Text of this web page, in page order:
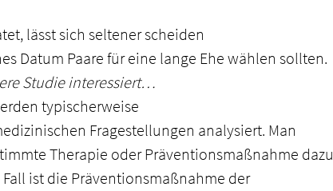
lässt sich seltener scheiden
Datum Paare für eine lange Ehe wählen sollten.
Studie interessiert…
typischerweise
Fragestellungen analysiert. Man
Therapie oder Präventionsmaßnahme dazu
ist die Präventionsmaßnahme der